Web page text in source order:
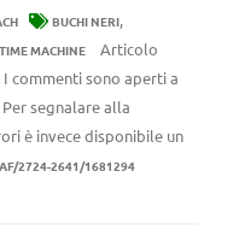
BUCHI NERI,
TIME MACHINE
Articolo
I commenti sono aperti a
segnalare alla
è invece disponibile un
2724-2641/1681294